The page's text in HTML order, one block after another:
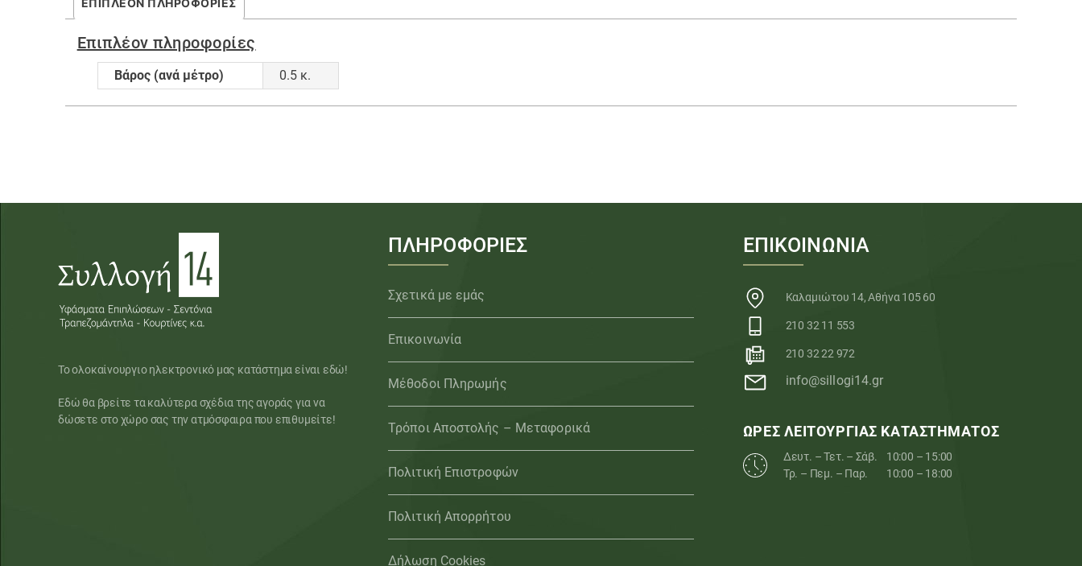
ΕΠΙΠΛΈΟΝ ΠΛΗΡΟΦΟΡΊΕΣ
Επιπλέον πληροφορίες
Βάρος (ανά μέτρο) 0.5 κ.
Το ολοκαίνουργιο ηλεκτρονικό μας κατάστημα είναι εδώ!
Εδώ θα βρείτε τα καλύτερα σχέδια της αγοράς για να
δώσετε στο χώρο σας την ατμόσφαιρα που επιθυμείτε!
ΠΛΗΡΟΦΟΡΙΕΣ
Σχετικά με εμάς
Επικοινωνία
Μέθοδοι Πληρωμής
Τρόποι Αποστολής – Μεταφορικά
Πολιτική Επιστροφών
Πολιτική Απορρήτου
Δήλωση Cookies
ΕΠΙΚΟΙΝΩΝΙΑ
Καλαμιώτου 14, Αθήνα 105 60
210 32 11 553
210 32 22 972
info@sillogi14.gr
ΩΡΕΣ ΛΕΙΤΟΥΡΓΙΑΣ ΚΑΤΑΣΤΗΜΑΤΟΣ
Δευτ. – Τετ. – Σάβ.
10:00 – 15:00
Τρ. – Πεμ. – Παρ.
10:00 – 18:00